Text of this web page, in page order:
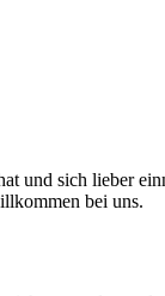
und sich lieber
bei uns.